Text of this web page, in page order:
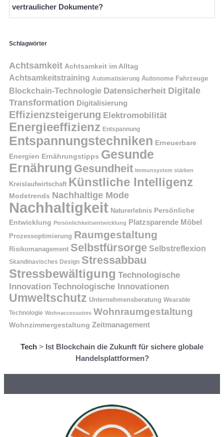
vertraulicher Dokumente?
Schlagwörter
Achtsamkeit Achtsamkeit im Alltag
Achtsamkeitstraining Automatisierung Autonome Fahrzeuge
Blockchain-Technologie Datensicherheit Digitale
Transformation Digitalisierung
Effizienzsteigerung Elektromobilität
Energieeffizienz Entspannung
Entspannungstechniken Erneuerbare
Energien Ernährungstipps Gesunde
Ernährung Gesundheit Immunsystem stärken
Kreislaufwirtschaft Künstliche Intelligenz
Modetrends Nachhaltige Mode
Nachhaltigkeit Naturerlebnis Persönliche
Entwicklung Persönlichkeitsentwicklung Platzsparende Möbel
Prozessoptimierung Raumgestaltung
Risikomanagement Selbstfürsorge Selbstreflexion
Skandinavisches Design Stressabbau
Stressbewältigung Technologische
Innovation Technologische Innovationen
Umweltschutz Unternehmensberatung Wearable
Technologie Wohnaccessoires Wohnraumgestaltung
Wohnzimmergestaltung Zeitmanagement
Tech > Ist Blockchain die Zukunft für sichere globale
Handelsplattformen?